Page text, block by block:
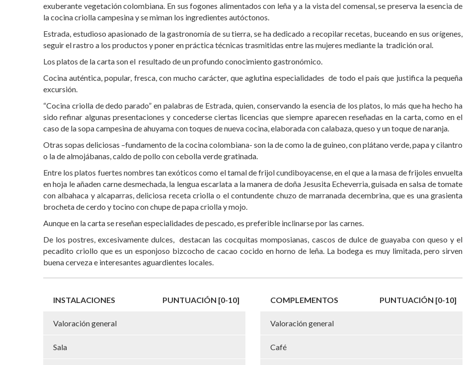
exuberante vegetación colombiana. En sus fogones alimentados con leña y a la vista del comensal, se preserva la esencia de
la cocina criolla campesina y se miman los ingredientes autóctonos.
Estrada, estudioso apasionado de la gastronomía de su tierra, se ha dedicado a recopilar recetas, buceando en sus orígenes,
seguir el rastro a los productos y poner en práctica técnicas trasmitidas entre las mujeres mediante la tradición oral.
Los platos de la carta son el resultado de un profundo conocimiento gastronómico.
Cocina auténtica, popular, fresca, con mucho carácter, que aglutina especialidades de todo el país que justifica la pequeña
excursión.
“Cocina criolla de dedo parado” en palabras de Estrada, quien, conservando la esencia de los platos, lo más que ha hecho ha
sido refinar algunas presentaciones y concederse ciertas licencias que siempre aparecen reseñadas en la carta, como en el
caso de la sopa campesina de ahuyama con toques de nueva cocina, elaborada con calabaza, queso y un toque de naranja.
Otras sopas deliciosas –fundamento de la cocina colombiana- son la de como la de guineo, con plátano verde, papa y cilantro
o la de almojábanas, caldo de pollo con cebolla verde gratinada.
Entre los platos fuertes nombres tan exóticos como el tamal de frijol cundiboyacense, en el que a la masa de frijoles envuelta
en hoja le añaden carne desmechada, la lengua escarlata a la manera de doña Jesusita Echeverria, guisada en salsa de tomate
con albahaca y alcaparras, deliciosa receta criolla o el contundente chuzo de marranada decembrina, que es una grasienta
brocheta de cerdo y tocino con chupe de papa criolla y mojo.
Aunque en la carta se reseñan especialidades de pescado, es preferible inclinarse por las carnes.
De los postres, excesivamente dulces, destacan las cocquitas momposianas, cascos de dulce de guayaba con queso y el
pecadito criollo que es un esponjoso bizcocho de cacao cocido en horno de leña. La bodega es muy limitada, pero sirven
buena cerveza e interesantes aguardientes locales.
INSTALACIONES PUNTUACIÓN [0-10]
Valoración general
Sala
COMPLEMENTOS PUNTUACIÓN [0-10]
Valoración general
Café